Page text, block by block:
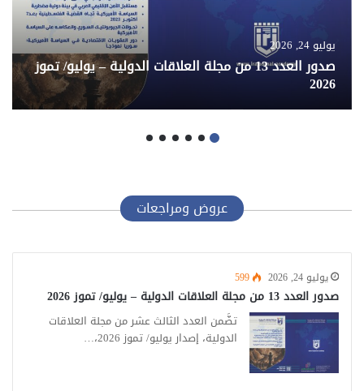
يوليو 24, 2026
صدور العدد 13 من مجلة العلاقات الدولية – يوليو/ تموز
2026
عروض ومراجعات
يوليو 24, 2026 599
صدور العدد 13 من مجلة العلاقات الدولية – يوليو/ تموز 2026
تضَّمن العدد الثالث عشر من مجلة العلاقات
الدولية، إصدار يوليو/ تموز 2026،…